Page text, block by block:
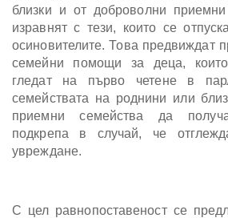
близки и от доброволни
изравнят с тези, които се
осиновителите. Това предвиждат
семейни помощи за деца,
гледат на първо четене в
семействата на роднини или
приемни семейства да
подкрепа в случай, че
увреждане.
С цел равнопоставеност се